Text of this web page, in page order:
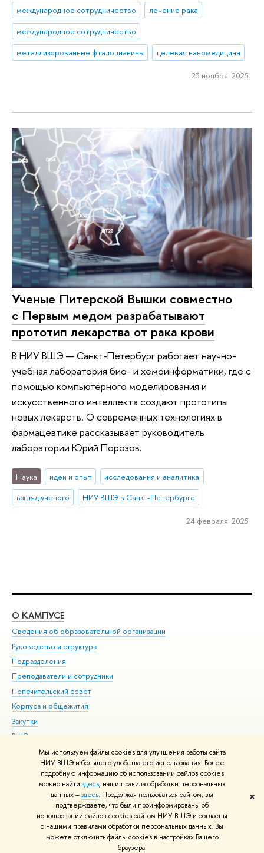
Мы используем файлы cookies для улучшения работы сайта
НИУ ВШЭ и большего удобства его использования. Более
подробную информацию об использовании файлов cookies
можно найти здесь, наши правила обработки персональных
данных –здесь. Продолжая пользоваться сайтом, вы
подтверждаете, что были проинформированы об
использовании файлов cookies сайтом НИУ ВШЭ и согласны
с нашими правилами обработки персональных данных. Вы
можете отключить файлы cookies в настройках Вашего
браузера.
✖
международное сотрудничество
лечение рака
международное сотрудничество
металлизорованные фталоцианины
целевая наномедицина
23 ноября 2025
Ученые Питерской Вышки совместно
с Первым медом разрабатывают
прототип лекарства от рака крови
В НИУ ВШЭ — Санкт-Петербург работает научно-
учебная лаборатория био- и хемоинформатики, где с
помощью компьютерного моделирования и
искусственного интеллекта создают прототипы
новых лекарств. О современных технологиях в
фармацевтике рассказывает руководитель
лаборатории Юрий Порозов.
Наука идеи и опыт
исследования и аналитика
взгляд ученого
НИУ ВШЭ в Санкт-Петербурге
24 февраля 2025
О КАМПУСЕ
Сведения об образовательной организации
Руководство и структура
Подразделения
Преподаватели и сотрудники
Попечительский совет
Корпуса и общежития
Закупки
ВШЭ для студентов с ограниченными возможностями
здоровья и инвалидностью
Версия для слабовидящих
Единая платежная страница
© НИУ ВШЭ 1993–2026 Адреса и контакты Условия использования
материалов Политика конфиденциальности Карта сайта
Шрифты HSE Sans и HSE Slab разработаны вШколе дизайна НИУ ВШЭ